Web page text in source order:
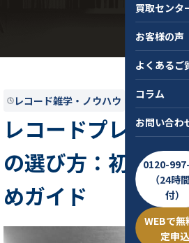
買取センタ
お客様の声
よくあるご
コラム
お問い合わ
0120-
（24時
付）
WEBで無
定申込
レコード雑学・ノウハウ 2024.11.12
レコードプレーヤ
の選び方：初心者
めガイド